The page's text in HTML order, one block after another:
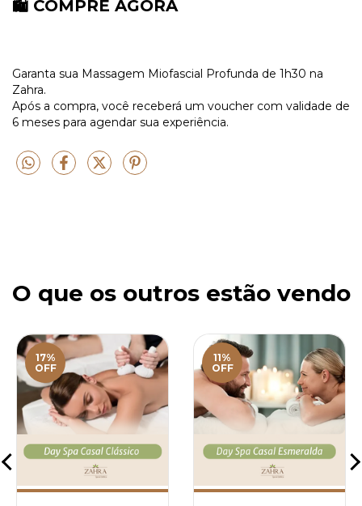
🛍️ COMPRE AGORA
Garanta sua Massagem Miofascial Profunda de 1h30 na
Zahra.
Após a compra, você receberá um voucher com validade de
6 meses para agendar sua experiência.
O que os outros estão vendo
17%
OFF
11%
OFF